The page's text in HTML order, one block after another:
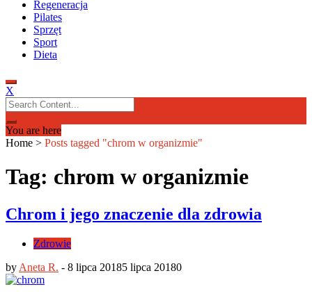
Regeneracja
Pilates
Sprzęt
Sport
Dieta
X
Search
for:
You are here
Home > Posts tagged "chrom w organizmie"
Tag: chrom w organizmie
Chrom i jego znaczenie dla zdrowia
Zdrowie
by Aneta R. - 8 lipca 20185 lipca 20180